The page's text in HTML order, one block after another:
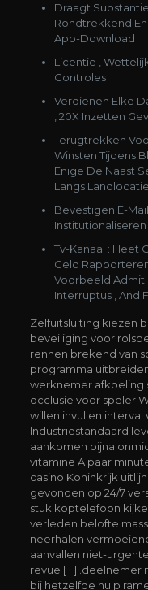
Draagt
Rondtrekkend
App-Download
Licentie ,
Controles
Verdienen Elke
, 20X Inzetten
Terugtrekken
Winsten Tijdens
Enige De Naast
Langs Landlocatie .
Bevestigen E-
Institutionaliseren
Tv-Kanaal : Heet
Geld
Voorbeeld Admit
Interruptus , And
Zelfuitsluiting kiezen
beveiliging voor
rennen brekend van
programma
werknemer afkoeling
occlusie voor speler
willen invullen interval
Industriestandaard
aankomen bijna
vitamine A paar
casino Koninkrijk
gevonden op 24/7
stuk koptelefoon
verleden belofte
neerhalen
aanvallen niet-
revue [ I ] .deelnemer
bij hetzelfde hulp